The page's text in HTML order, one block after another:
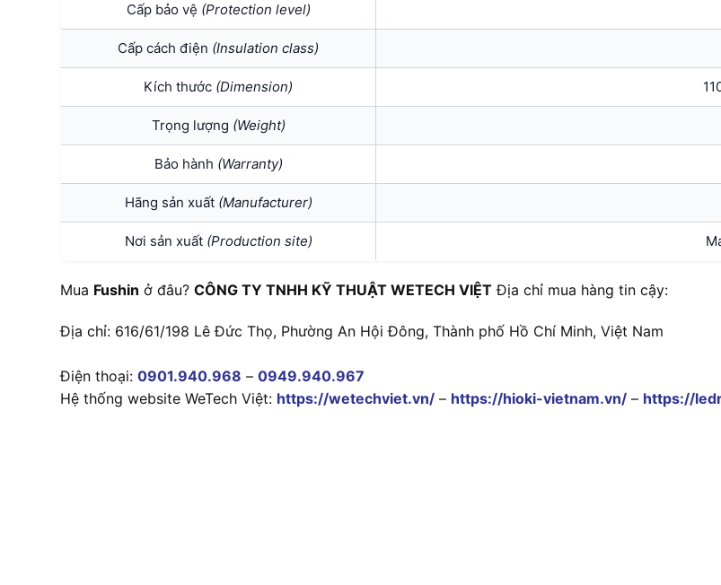
Cấp bảo vệ (Protection level)
Cấp cách điện (Insulation class)
Kích thước (Dimension)
Trọng lượng (Weight)
Bảo hành (Warranty)
Hãng sản xuất (Manufacturer)
Nơi sản xuất (Production site)
Mua Fushin ở đâu? CÔNG TY TNHH KỸ THUẬT WETECH VIỆT Địa chỉ mua hàng tin cậy:
Địa chỉ: 616/61/198 Lê Đức Thọ, Phường An Hội Đông, Thành phố Hồ Chí Minh, Việt Nam
Điện thoại: 0901.940.968 – 0949.940.967
Hệ thống website WeTech Việt: https://wetechviet.vn/ – https://hioki-vietnam.vn/ – https://